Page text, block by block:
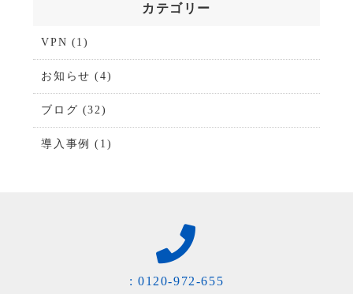
カテゴリー
VPN (1)
お知らせ (4)
ブログ (32)
導入事例 (1)
: 0120-972-655